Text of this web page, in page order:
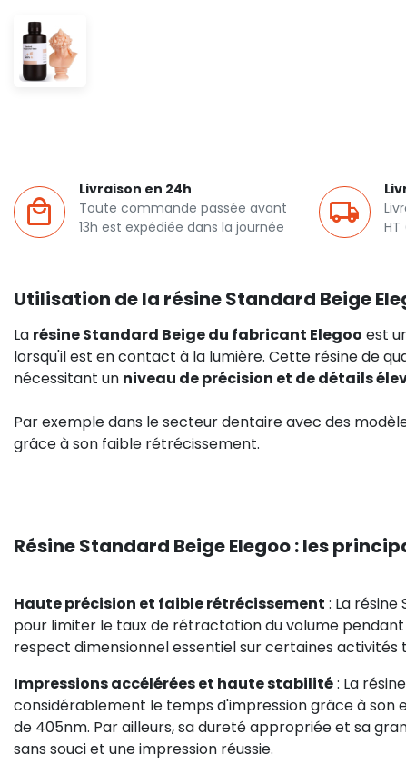
Livraison en 24h
Toute commande passée avant
13h est expédiée dans la journée
Utilisation de la résine Standard Beige
La résine Standard Beige du fabricant Elegoo est
lorsqu'il est en contact à la lumière. Cette résine de
nécessitant un niveau de précision et de détails
Par exemple dans le secteur dentaire avec des
grâce à son faible rétrécissement.
Résine Standard Beige Elegoo : les
Haute précision et faible rétrécissement : La
pour limiter le taux de rétractation du volume
respect dimensionnel essentiel sur certaines
Impressions accélérées et haute stabilité: La
considérablement le temps d'impression grâce à son
de 405nm. Par ailleurs, sa dureté appropriée et sa
sans souci et une impression réussie.